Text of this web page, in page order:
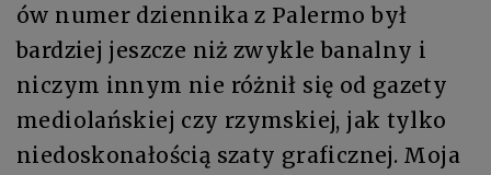
ów numer dziennika z Palermo był
bardziej jeszcze niż zwykle banalny i
niczym innym nie różnił się od gazety
mediolańskiej czy rzymskiej, jak tylko
niedoskonałością szaty graficznej. Moja